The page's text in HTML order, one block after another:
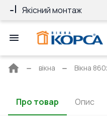
Якісний монтаж
Головна
вікна Вікна
Про товар Опис